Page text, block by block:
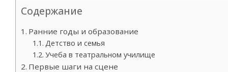
Содержание
Ранние годы и образование
Детство и семья
Учеба в театральном училище
Первые шаги на сцене